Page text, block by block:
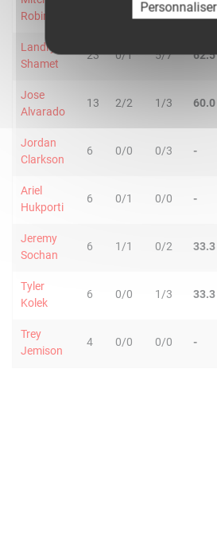
Robinson
0/0
Landry
Shamet
23 0/1 5/7 62.5
Jose
Alvarado
13 2/2 1/3 60.0
Jordan
Clarkson
6 0/0 0/3 -
Ariel
Hukporti
6 0/1 0/0 -
Jeremy
Sochan
6 1/1 0/2 33.3
Tyler
Kolek
6 0/0 1/3 33.3
Trey
Jemison
4 0/0 0/0 -
Personnaliser